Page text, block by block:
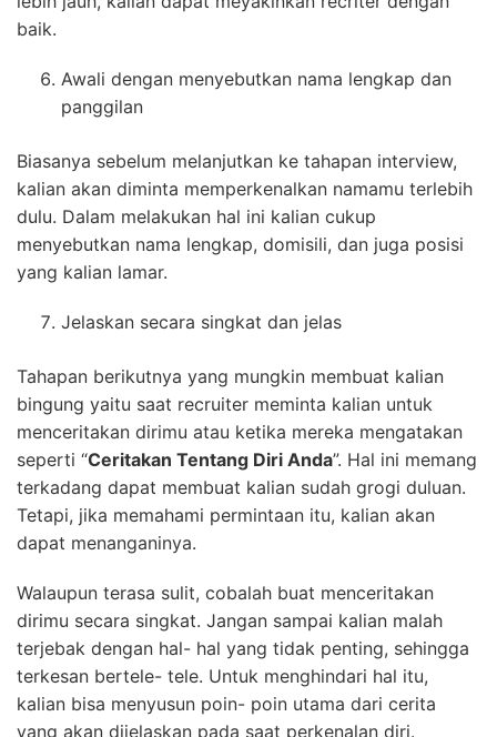
baik.
Awali dengan menyebutkan nama lengkap dan
panggilan
Biasanya sebelum melanjutkan ke tahapan interview,
kalian akan diminta memperkenalkan namamu terlebih
dulu. Dalam melakukan hal ini kalian cukup
menyebutkan nama lengkap, domisili, dan juga posisi
yang kalian lamar.
Jelaskan secara singkat dan jelas
Tahapan berikutnya yang mungkin membuat kalian
bingung yaitu saat recruiter meminta kalian untuk
menceritakan dirimu atau ketika mereka mengatakan
seperti “Ceritakan Tentang Diri Anda”. Hal ini memang
terkadang dapat membuat kalian sudah grogi duluan.
Tetapi, jika memahami permintaan itu, kalian akan
dapat menanganinya.
Walaupun terasa sulit, cobalah buat menceritakan
dirimu secara singkat. Jangan sampai kalian malah
terjebak dengan hal- hal yang tidak penting, sehingga
terkesan bertele- tele. Untuk menghindari hal itu,
kalian bisa menyusun poin- poin utama dari cerita
yang akan dijelaskan pada saat perkenalan diri.